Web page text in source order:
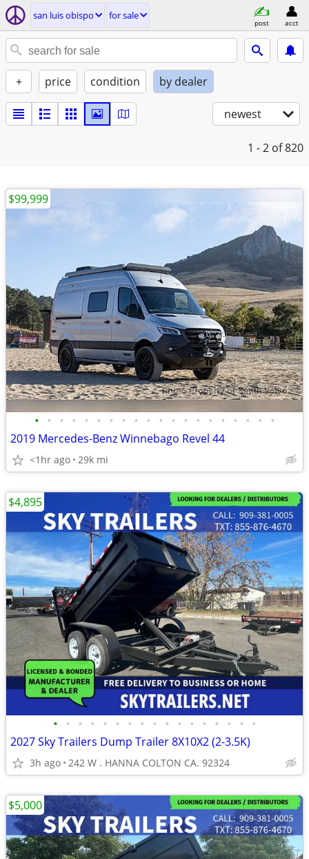
san luis obispo for sale
post acct
+ price condition by dealer
newest
1 - 2 of 820
• • • • • • • • • • • • • • • • • • • •
2019 Mercedes-Benz Winnebago Revel 44
<1hr ago 29k mi
$99,999
• • • • • • • • • • • • • • • • •
2027 Sky Trailers Dump Trailer 8X10X2 (2-3.5K)
3h ago 242 W . HANNA COLTON CA. 92324
$4,895
$5,000